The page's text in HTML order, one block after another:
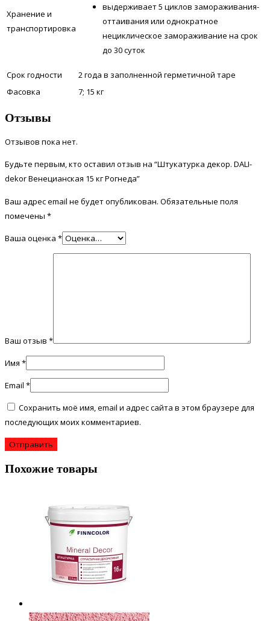
Хранение и
транспортировка
выдерживает 5 циклов замораживания-
оттаивания или однократное
нециклическое замораживание на срок
до 30 суток
Срок годности
2 года в заполненной герметичной таре
Фасовка
7; 15 кг
Отзывы
Отзывов пока нет.
Будьте первым, кто оставил отзыв на “Штукатурка декор. DALI-
dekor Венецианская 15 кг Рогнеда”
Ваш адрес email не будет опубликован. Обязательные поля
помечены *
Ваша оценка *
Ваш отзыв *
Имя *
Email *
Сохранить моё имя, email и адрес сайта в этом браузере для
последующих моих комментариев.
Похожие товары